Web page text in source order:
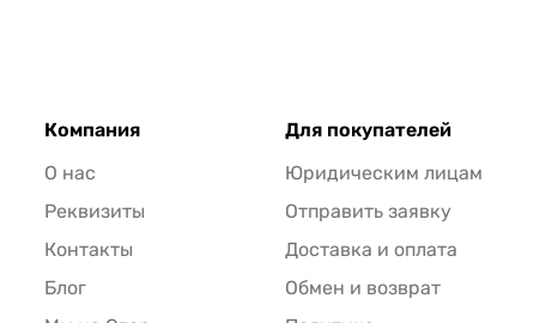
Компания
О нас
Реквизиты
Контакты
Блог
Для покупателей
Юридическим лицам
Отправить заявку
Доставка и оплата
Обмен и возврат